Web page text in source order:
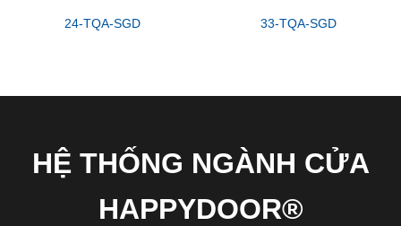
24-TQA-SGD 33-TQA-SGD
HỆ THỐNG NGÀNH CỬA
HAPPYDOOR®